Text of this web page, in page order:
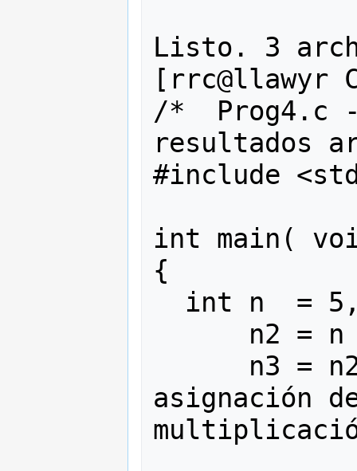
Listo. 3
[rrc@llawyr
/*  Prog4.c
resultados
#include
int main(
{
asignación